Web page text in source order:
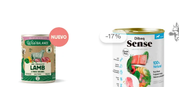
-17%
precio
original
era:
4.20 €.
precio
actual
es:
3.49 €.